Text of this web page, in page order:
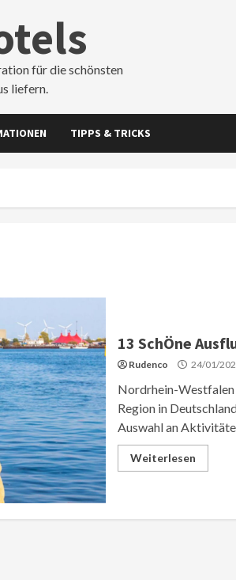
für die schönsten
liefern.
TIPPS & TRICKS
13 SchÖne
Rudenco 24/01/
Nordrhein-Westfalen
Region in
Auswahl an
Weiterlesen